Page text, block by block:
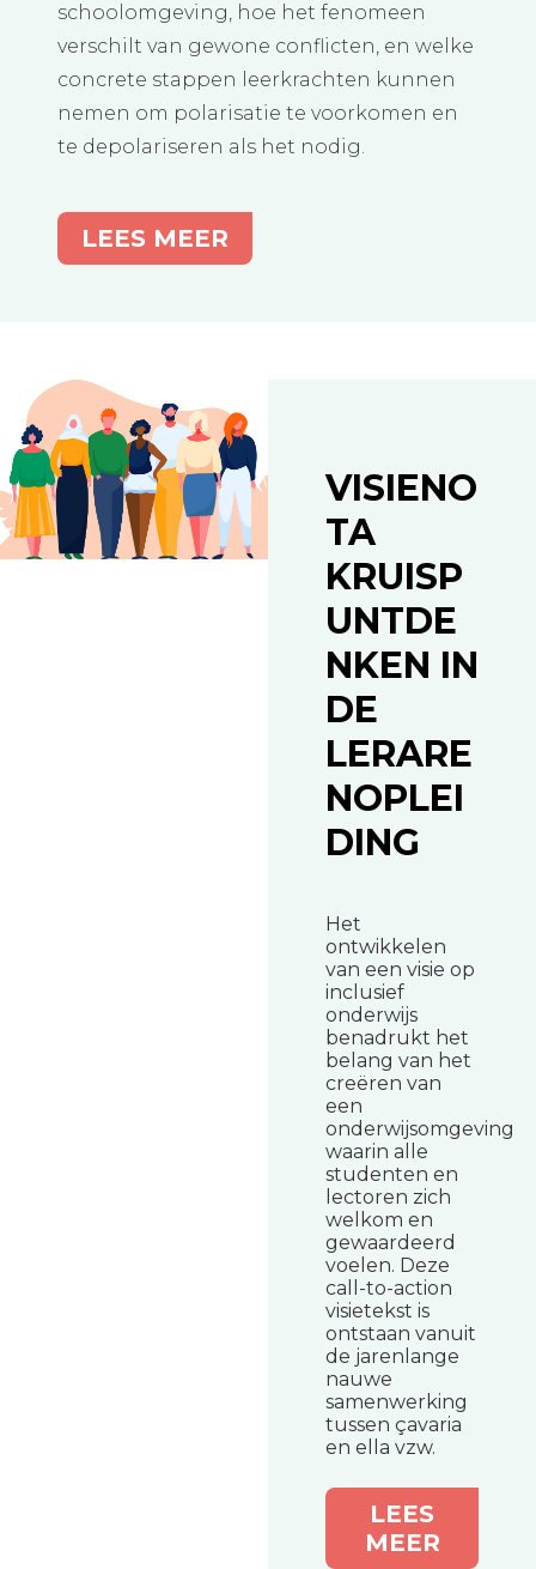
schoolomgeving, hoe het fenomeen
verschilt van gewone conflicten, en welke
concrete stappen leerkrachten kunnen
nemen om polarisatie te voorkomen en
te depolariseren als het nodig.
LEES MEER
VISIENO
TA
KRUISP
UNTDE
NKEN IN
DE
LERARE
NOPLEI
DING
Het
ontwikkelen
van een visie op
inclusief
onderwijs
benadrukt het
belang van het
creëren van
een
onderwijsomgeving
waarin alle
studenten en
lectoren zich
welkom en
gewaardeerd
voelen. Deze
call-to-action
visietekst is
ontstaan vanuit
de jarenlange
nauwe
samenwerking
tussen çavaria
en ella vzw.
LEES
MEER